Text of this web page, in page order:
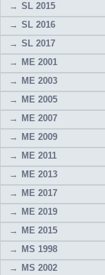
SL 2015
SL 2016
SL 2017
ME 2001
ME 2003
ME 2005
ME 2007
ME 2009
ME 2011
ME 2013
ME 2017
ME 2019
ME 2015
MS 1998
MS 2002